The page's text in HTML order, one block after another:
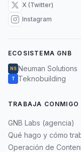
X (Twitter)
Instagram
ECOSISTEMA GNB
NS Neuman Solutions
T Teknobuilding
TRABAJA CONMIGO
GNB Labs (agencia)
Qué hago y cómo
Operación de